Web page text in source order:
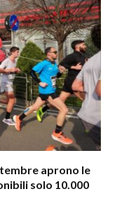
aprono le
solo 10.000